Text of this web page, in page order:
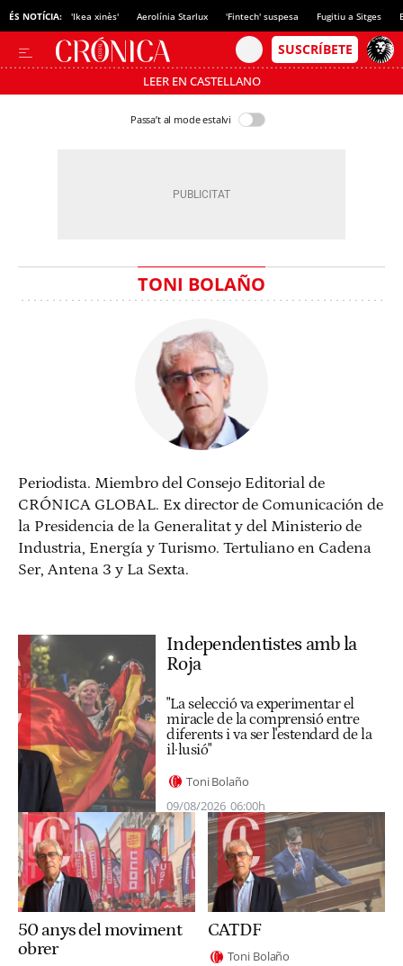
ÉS NOTÍCIA: 'Ikea xinès' Aerolínia Starlux 'Fintech' suspesa Fugitiu a Sitges
LEER EN CASTELLANO
Passa’t al mode estalvi
TONI BOLAÑO
Periodista. Miembro del Consejo Editorial de
CRÓNICA GLOBAL. Ex director de Comunicación de
la Presidencia de la Generalitat y del Ministerio de
Industria, Energía y Turismo. Tertuliano en Cadena
Ser, Antena 3 y La Sexta.
Independentistes amb la
Roja
"La selecció va experimentar el
miracle de la comprensió entre
diferents i va ser l'estendard de la
il·lusió"
Toni Bolaño
09/08/2026 06:00h
50 anys del moviment
obrer
CATDF
Toni Bolaño